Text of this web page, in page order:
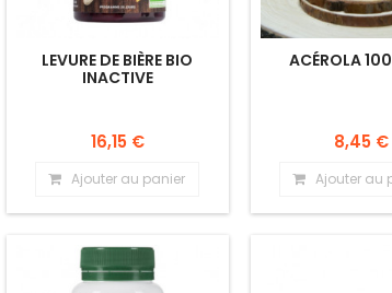
LEVURE DE BIÈRE BIO
INACTIVE
16,15 €
Ajouter au panier
ACÉROLA
8,45 €
Ajouter au